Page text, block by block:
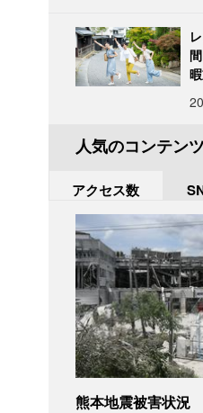
人気のコンテンツ
アクセス数
熊本地震被害状況